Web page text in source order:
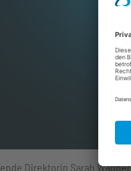
Direktorin Sarah